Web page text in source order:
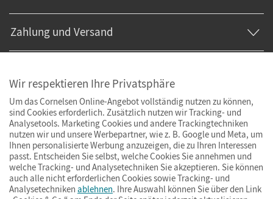
Zahlung und Versand
Wir respektieren Ihre Privatsphäre
Um das Cornelsen Online-Angebot vollständig nutzen zu können,
sind Cookies erforderlich. Zusätzlich nutzen wir Tracking- und
Analysetools. Marketing Cookies und andere Trackingtechniken
nutzen wir und unsere Werbepartner, wie z. B. Google und Meta, um
Ihnen personalisierte Werbung anzuzeigen, die zu Ihren Interessen
passt. Entscheiden Sie selbst, welche Cookies Sie annehmen und
welche Tracking- und Analysetechniken Sie akzeptieren. Sie können
auch alle nicht erforderlichen Cookies sowie Tracking- und
Analysetechniken ablehnen. Ihre Auswahl können Sie über den Link